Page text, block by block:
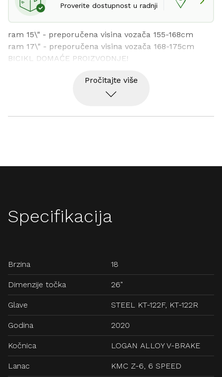
Proverite dostupnost u radnji
ram 15\" - preporučena visina vozača 155-168cm
ram 17\" - preporučena visina vozača 168-175cm
BICIKL DOMAĆE PROIZVODNJE!
Pročitajte više
Specifikacija
Brzina 18
Dimenzije točka 26"
Glave STEEL KT-122F, KT-122R
Godina 2020
Kočnica LOGAN ALLOY V-BRAKE
Lanac KMC Z-6, 6 SPEED